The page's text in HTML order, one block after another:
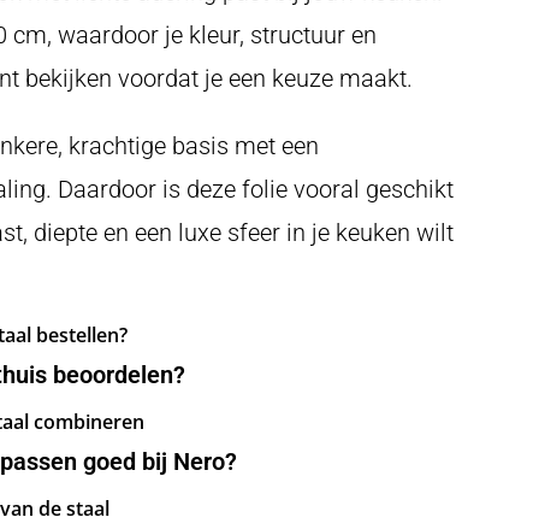
cm, waardoor je kleur, structuur en
bekijken voordat je een keuze maakt.
krachtige basis met een
Daardoor is deze folie vooral geschikt
diepte en een luxe sfeer in je keuken wilt
bestellen?
beoordelen?
combineren
goed bij Nero?
de staal